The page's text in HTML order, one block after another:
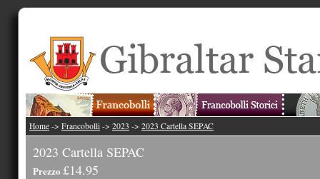
Home -> Francobolli -> 2023 -> 2023 Cartella SEPAC
2023 Cartella SEPAC
Prezzo £14.95